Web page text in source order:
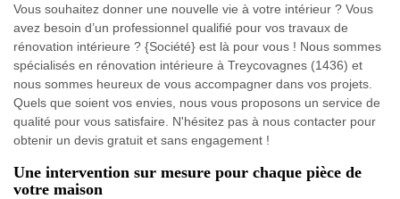
Vous souhaitez donner une nouvelle vie à votre intérieur ? Vous
avez besoin d’un professionnel qualifié pour vos travaux de
rénovation intérieure ? {Société} est là pour vous ! Nous sommes
spécialisés en rénovation intérieure à Treycovagnes (1436) et
nous sommes heureux de vous accompagner dans vos projets.
Quels que soient vos envies, nous vous proposons un service de
qualité pour vous satisfaire. N'hésitez pas à nous contacter pour
obtenir un devis gratuit et sans engagement !
Une intervention sur mesure pour chaque pièce de
votre maison